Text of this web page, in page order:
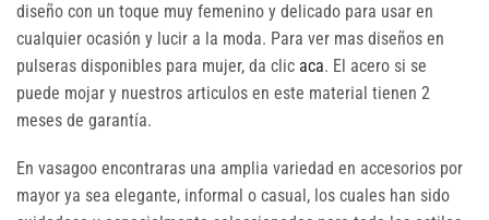
diseño con un toque muy femenino y delicado para usar en
cualquier ocasión y lucir a la moda. Para ver mas diseños en
pulseras disponibles para mujer, da clic aca. El acero si se
puede mojar y nuestros articulos en este material tienen 2
meses de garantía.
En vasagoo encontraras una amplia variedad en accesorios por
mayor ya sea elegante, informal o casual, los cuales han sido